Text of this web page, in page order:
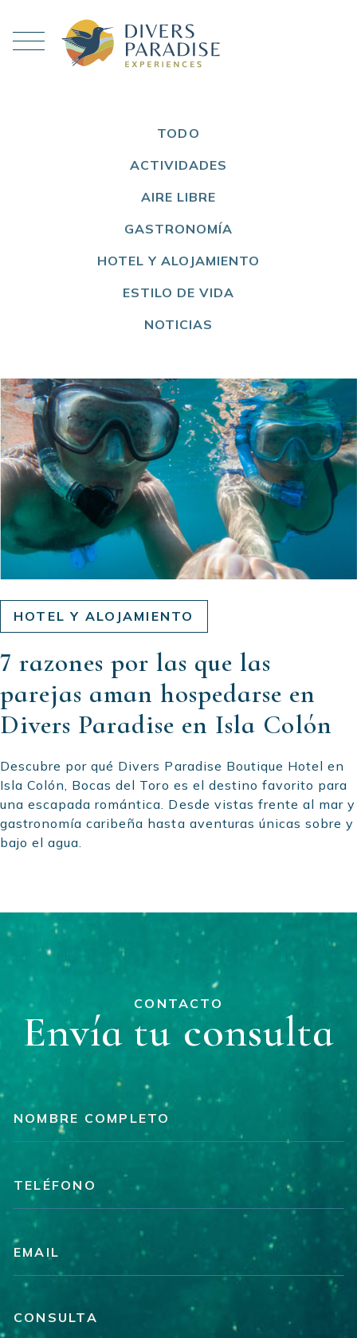
TODO
ACTIVIDADES
AIRE LIBRE
GASTRONOMÍA
HOTEL Y ALOJAMIENTO
ESTILO DE VIDA
NOTICIAS
HOTEL Y ALOJAMIENTO
7 razones por las que las
parejas aman hospedarse en
Divers Paradise en Isla Colón
Descubre por qué Divers Paradise Boutique Hotel en
Isla Colón, Bocas del Toro es el destino favorito para
una escapada romántica. Desde vistas frente al mar y
gastronomía caribeña hasta aventuras únicas sobre y
bajo el agua.
CONTACTO
Envía tu consulta